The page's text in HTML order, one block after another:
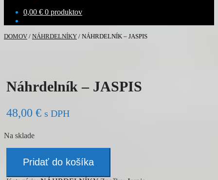
0,00 € 0 produktov
DOMOV / NÁHRDELNÍKY / NÁHRDELNÍK – JASPIS
Náhrdelník – JASPIS
48,00 € s DPH
Na sklade
Náhrdelník
JASPIS
Pridať do košíka